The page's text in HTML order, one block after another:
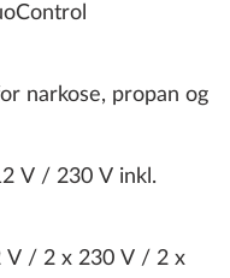
narkose, propan og
V / 230 V inkl.
V / 2 x 230 V / 2 x